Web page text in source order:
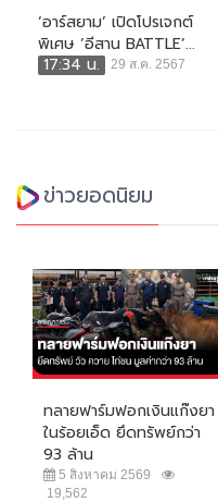
‘อาร์สยาม’ เปิดโปรเจกต์
พิเศษ ‘อีสาน BATTLE’...
17:34 น.
29 ส.ค. 2567
ข่าวยอดนิยม
ทลายฟาร์มฟอกเงินแก๊งยา
ในร้อยเอ็ด ยึดทรัพย์กว่า
93 ล้าน
5 สิงหาคม 2569
19,562